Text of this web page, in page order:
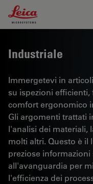
Leica Microsystems
Industriale
Immergetevi in
su ispezioni
comfort ergonomico
Gli argomenti trattati
l'analisi dei materiali,
molti altri. Questo è il
preziose
all'avanguardia per
l'efficienza dei